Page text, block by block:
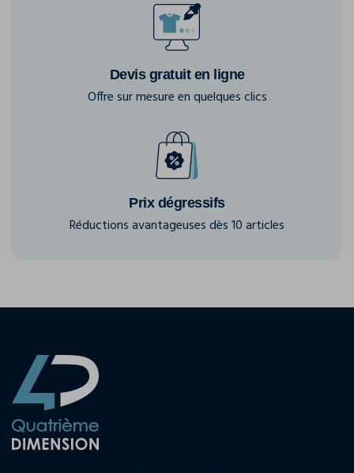
Devis gratuit en ligne
Offre sur mesure en quelques clics
Prix dégressifs
Réductions avantageuses dès 10 articles